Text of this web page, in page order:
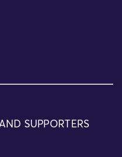
SUPPORTERS